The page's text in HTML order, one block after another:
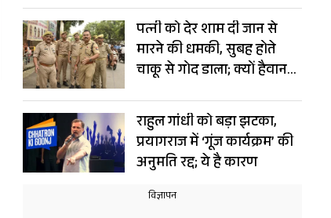
पत्नी को देर शाम दी जान से
मारने की धमकी, सुबह होते
चाकू से गोद डाला; क्यों हैवान
राहुल गांधी को बड़ा झटका,
प्रयागराज में ‘गूंज कार्यक्रम’ की
अनुमति रद्द; ये है कारण